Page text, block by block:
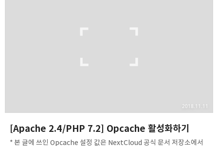
할 것은 다음과 같습니다.* 코노리 님 블로그에서 일부 참조했습니다.
[Apache 2.4/PHP 7.2] Opcache 활성화하기
2018.11.11
* 본 글에 쓰인 Opcache 설정 값은 NextCloud 공식 문서 저장소에서